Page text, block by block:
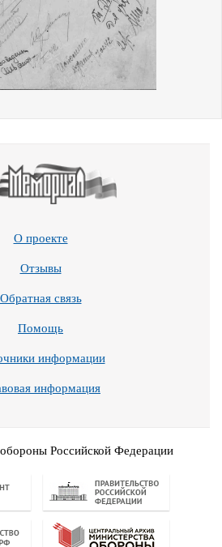
О проекте
Отзывы
Обратная связь
Помощь
информации
информация
Российской Федерации